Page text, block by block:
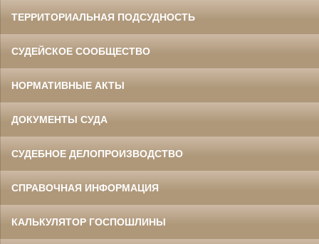
ТЕРРИТОРИАЛЬНАЯ ПОДСУДНОСТЬ
СУДЕЙСКОЕ СООБЩЕСТВО
НОРМАТИВНЫЕ АКТЫ
ДОКУМЕНТЫ СУДА
СУДЕБНОЕ ДЕЛОПРОИЗВОДСТВО
СПРАВОЧНАЯ ИНФОРМАЦИЯ
КАЛЬКУЛЯТОР ГОСПОШЛИНЫ